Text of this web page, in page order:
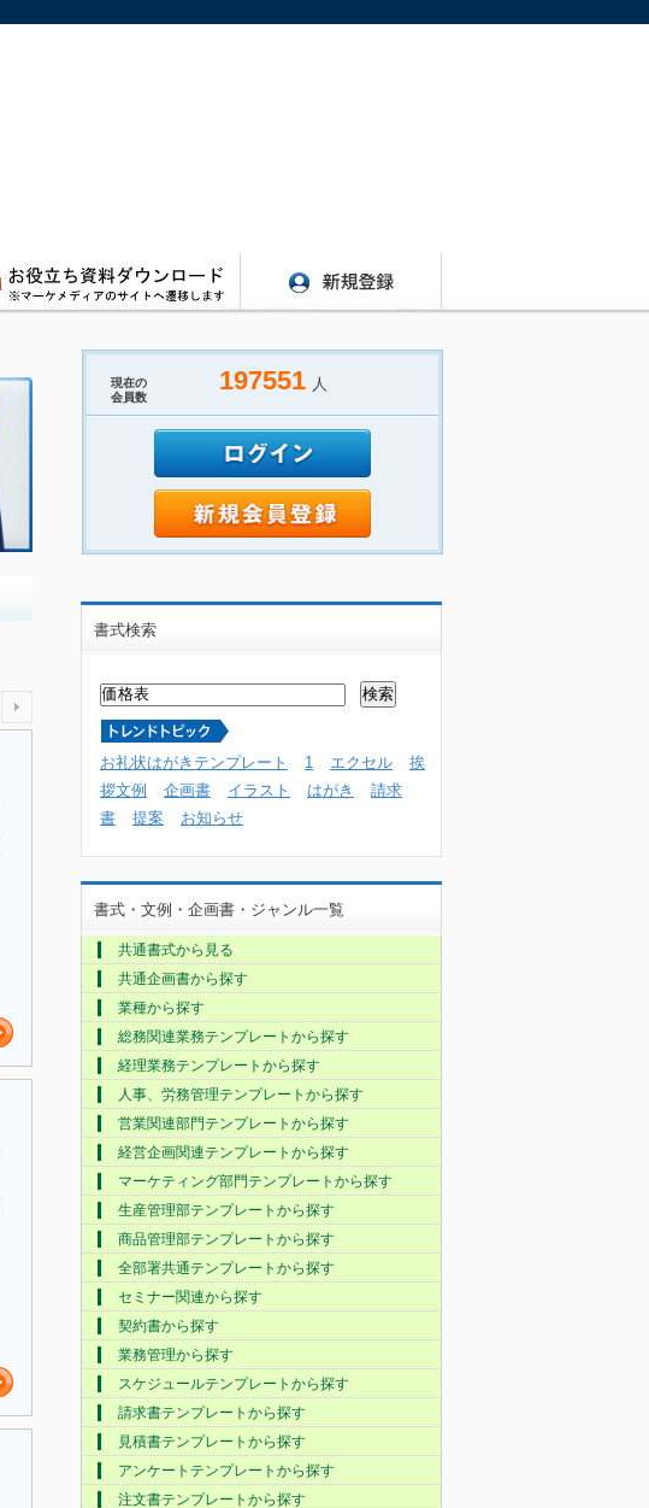
現在の
会員数
197551 人
書式検索
お礼状はがきテンプレート 1 エクセル
挨
拶文例
企画書 イラスト はがき
請求
書
提案 お知らせ
書式・文例・企画書・ジャンル一覧
共通書式から見る
共通企画書から探す
業種から探す
総務関連業務テンプレートから探す
経理業務テンプレートから探す
人事、労務管理テンプレートから探す
営業関連部門テンプレートから探す
経営企画関連テンプレートから探す
マーケティング部門テンプレートから探す
生産管理部テンプレートから探す
商品管理部テンプレートから探す
全部署共通テンプレートから探す
セミナー関連から探す
契約書から探す
業務管理から探す
スケジュールテンプレートから探す
請求書テンプレートから探す
見積書テンプレートから探す
アンケートテンプレートから探す
注文書テンプレートから探す